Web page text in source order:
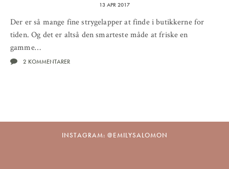
13 APR 2017
Der er så mange fine strygelapper at finde i butikkerne for
tiden. Og det er altså den smarteste måde at friske en
gamme…
2 KOMMENTARER
INSTAGRAM: @EMILYSALOMON